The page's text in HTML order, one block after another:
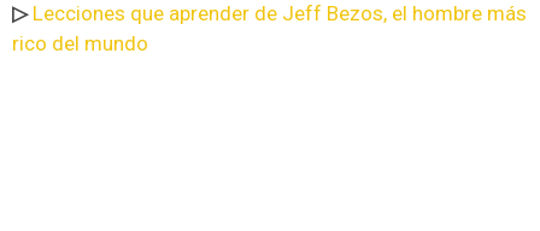
▷ Lecciones que aprender de Jeff Bezos, el hombre más
rico del mundo